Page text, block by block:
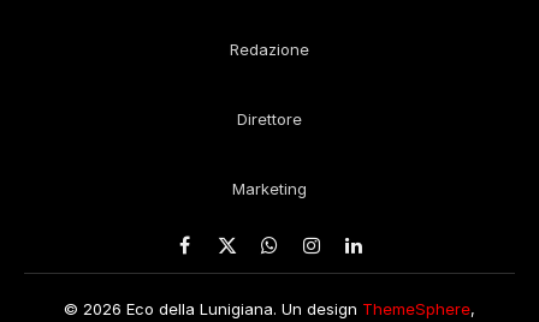
Redazione
Direttore
Marketing
Facebook
X
WhatsApp
Instagram
LinkedIn
© 2026 Eco della Lunigiana. Un design ThemeSphere,